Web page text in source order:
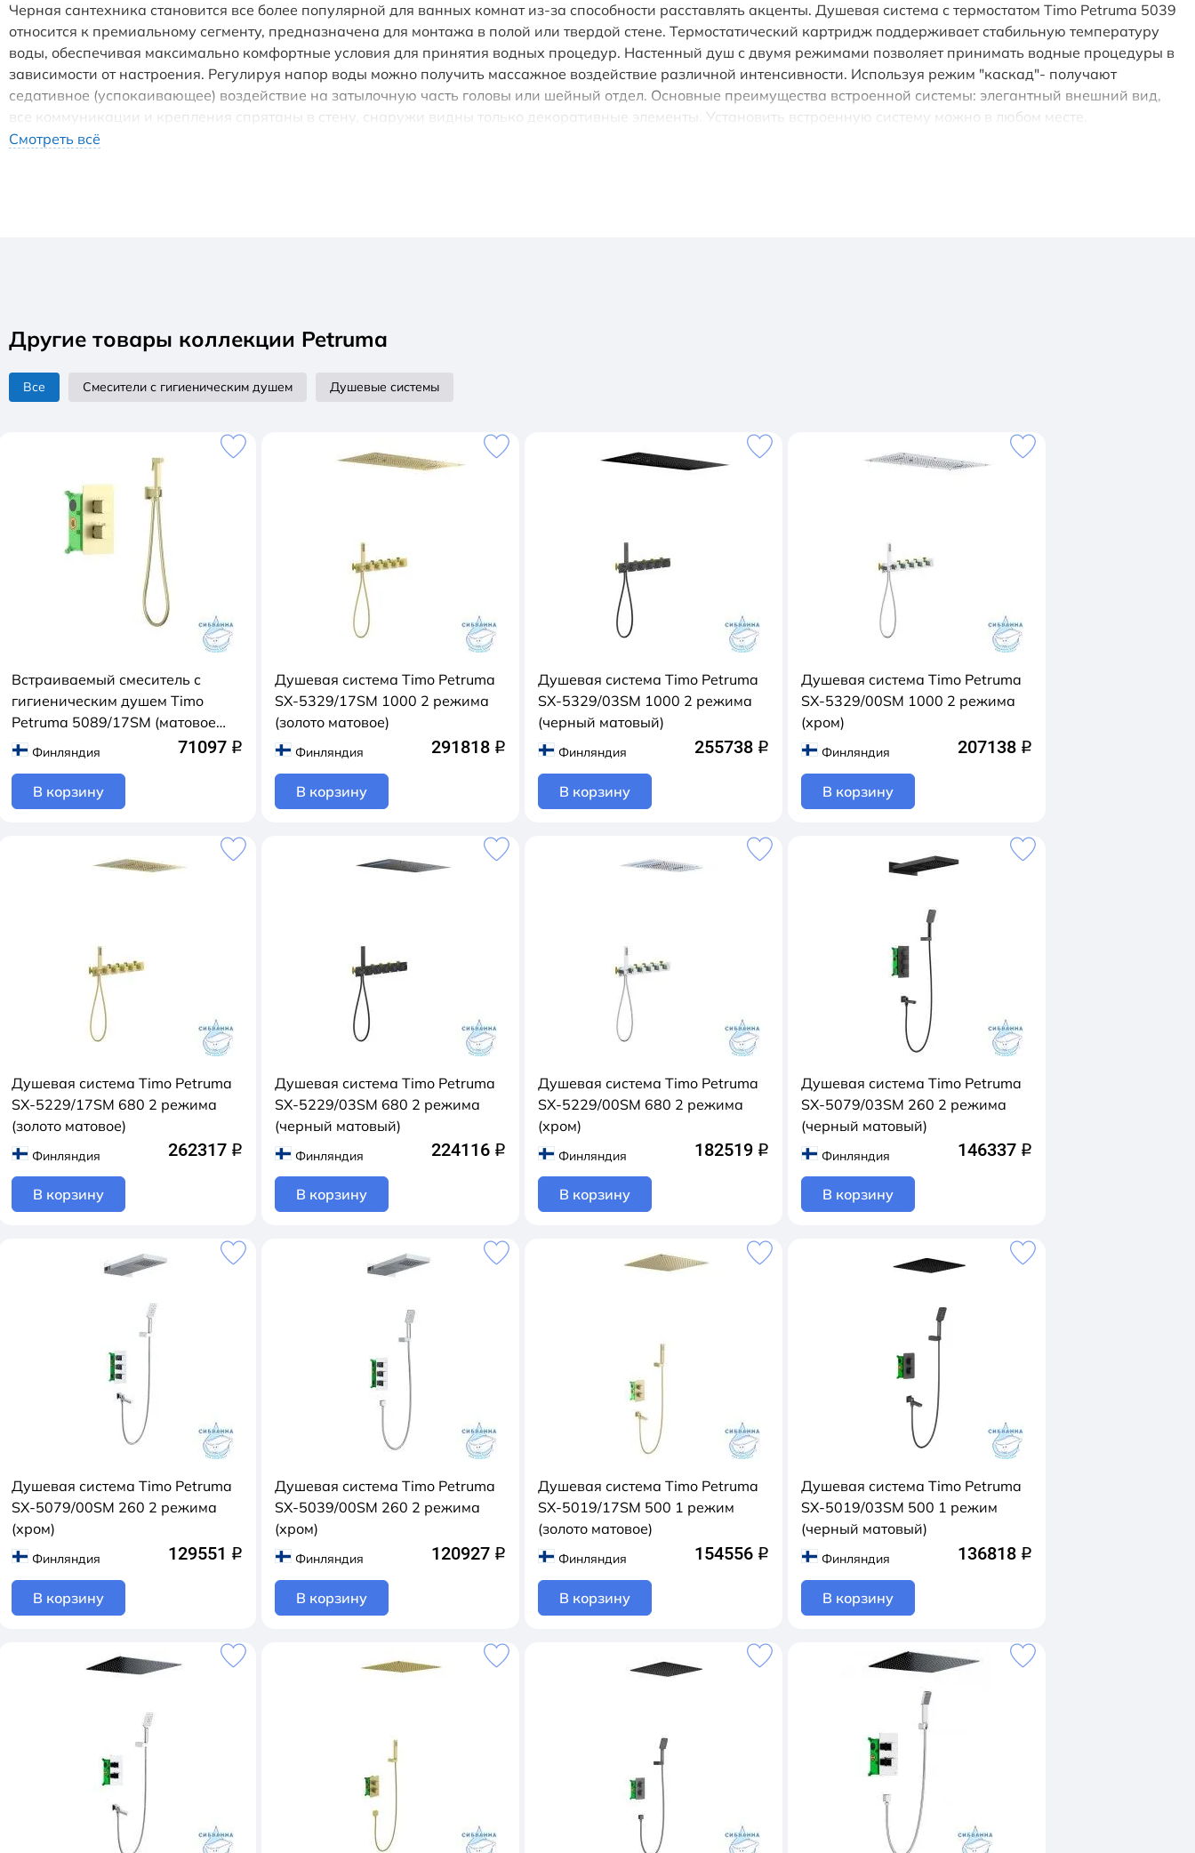
Черная сантехника становится все более популярной для ванных комнат из-за способности расставлять акценты. Душевая система с термостатом Timo Petruma 5039
относится к премиальному сегменту, предназначена для монтажа в полой или твердой стене. Термостатический картридж поддерживает стабильную температуру
воды, обеспечивая максимально комфортные условия для принятия водных процедур. Настенный душ с двумя режимами позволяет принимать водные процедуры в
зависимости от настроения. Регулируя напор воды можно получить массажное воздействие различной интенсивности. Используя режим "каскад"- получают
седативное (успокаивающее) воздействие на затылочную часть головы или шейный отдел. Основные преимущества встроенной системы: элегантный внешний вид,
все коммуникации и крепления спрятаны в стену, снаружи видны только декоративные элементы. Установить встроенную систему можно в любом месте.
Использовать такой смеситель очень удобно, регулировка температуры воды осуществляется ручкой термостата (расположена по центру). Режим "тропический душ" и
Смотреть всё
Другие товары коллекции Petruma
Все Смесители с гигиеническим душем Душевые системы
Встраиваемый смеситель с
гигиеническим душем Timo
Petruma 5089/17SM (матовое
золото)Финляндия 71097 q
В корзину
Душевая система Timo Petruma
SX-5329/17SM 1000 2 режима
(золото матовое)
Финляндия 291818 q
В корзину
Душевая система Timo Petruma
SX-5329/03SM 1000 2 режима
(черный матовый)
Финляндия 255738 q
В корзину
Душевая система Timo Petruma
SX-5329/00SM 1000 2 режима
(хром)
Финляндия 207138 q
В корзину
Душевая система Timo Petruma
SX-5229/17SM 680 2 режима
(золото матовое)
Финляндия 262317 q
В корзину
Душевая система Timo Petruma
SX-5229/03SM 680 2 режима
(черный матовый)
Финляндия 224116 q
В корзину
Душевая система Timo Petruma
SX-5229/00SM 680 2 режима
(хром)
Финляндия 182519 q
В корзину
Душевая система Timo Petruma
SX-5079/03SM 260 2 режима
(черный матовый)
Финляндия 146337 q
В корзину
Душевая система Timo Petruma
SX-5079/00SM 260 2 режима
(хром)
Финляндия 129551 q
В корзину
Душевая система Timo Petruma
SX-5039/00SM 260 2 режима
(хром)
Финляндия 120927 q
В корзину
Душевая система Timo Petruma
SX-5019/17SM 500 1 режим
(золото матовое)
Финляндия 154556 q
В корзину
Душевая система Timo Petruma
SX-5019/03SM 500 1 режим
(черный матовый)
Финляндия 136818 q
В корзину